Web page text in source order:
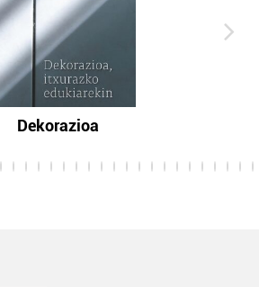
Dekorazioa